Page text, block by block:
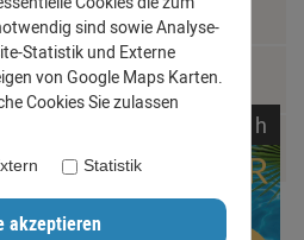
Jobs
Installationshilfen
h
sind sowie Analyse-
Statistik und Externe
von Google Maps Karten.
Cookies Sie zulassen
Statistik